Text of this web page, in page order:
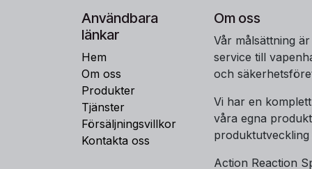
Användbara
länkar
Hem
Om oss
Produkter
Tjänster
Försäljningsvillkor
Kontakta oss
Om oss
Vår målsättning
service till
och
Vi har en
våra egna
produktutveckling
Action Reaction